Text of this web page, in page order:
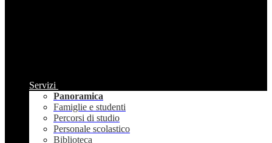
Servizi
Panoramica
Famiglie e studenti
Percorsi di studio
Personale scolastico
Biblioteca